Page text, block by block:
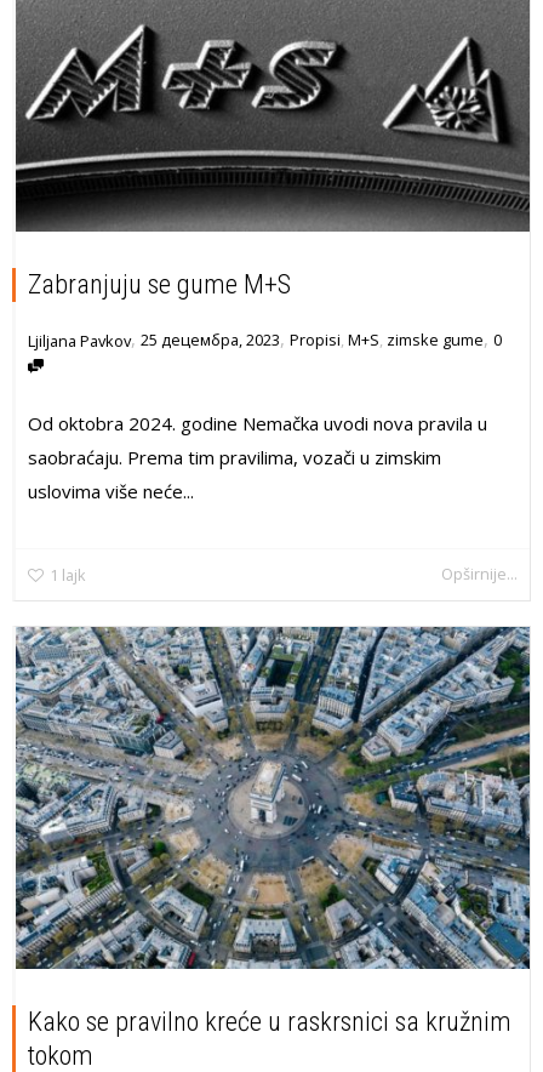
Zabranjuju se gume M+S
Ljiljana Pavkov, 25 децембра, 2023, Propisi, M+S, zimske gume, 0
Od oktobra 2024. godine Nemačka uvodi nova pravila u
saobraćaju. Prema tim pravilima, vozači u zimskim
uslovima više neće...
1 lajk Opširnije...
Kako se pravilno kreće u raskrsnici sa kružnim
tokom